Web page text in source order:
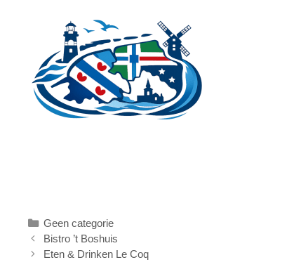
inhoud
Categorieën
Geen categorie
Bistro ’t Boshuis
Eten & Drinken Le Coq